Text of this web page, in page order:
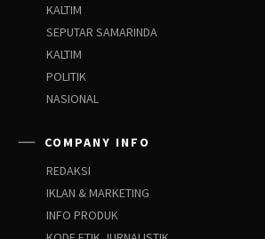
KALTIM
SEPUTAR SAMARINDA
KALTIM
POLITIK
NASIONAL
COMPANY INFO
REDAKSI
IKLAN & MARKETING
INFO PRODUK